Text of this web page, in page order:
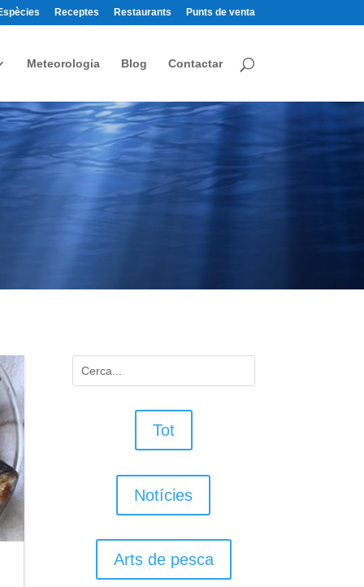
Receptes Restaurants Punts de venta
Meteorologia Blog Contactar
Tot
Notícies
Arts de pesca